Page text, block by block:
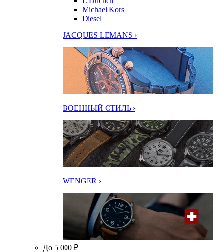
Michael Kors
Diesel
JACQUES LEMANS ›
ВОЕННЫЙ СТИЛЬ ›
WENGER ›
До 5 000 ₽